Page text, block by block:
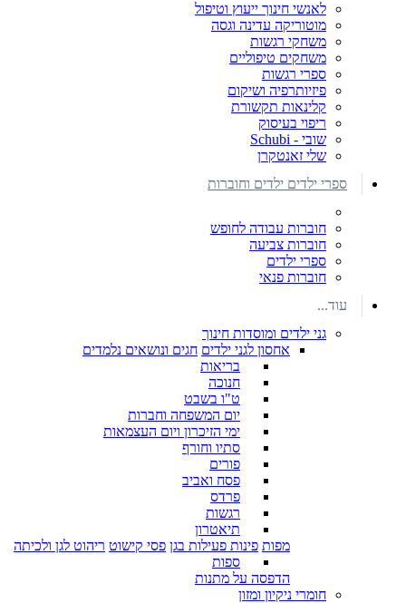
לאנשי חינוך ייעוץ וטיפול
מוטוריקה עדינה וגסה
משחקי רגשות
משחקים טיפוליים
ספרי רגשות
פיזיותרפיה ושיקום
קלינאות תקשורת
ריפוי בעיסוק
שובי - Schubi
שלי זאנטקרן
ספרי ילדים ילדים וחוברות
חוברות עבודה לחופש
חוברות צביעה
ספרי ילדים
חוברות פנאי
עוד...
גני ילדים ומוסדות חינוך
אחסון לגני ילדים חגים ונושאים נלמדים
בריאות
חנוכה
ט"ו בשבט
יום המשפחה וחברות
ימי הזיכרון ויום העצמאות
סתיו וחורף
פורים
פסח ואביב
פרדס
רגשות
תיאטרון
מפות פינות פעילות בגן פסי קישוט ריהוט לגן ולכיתה
ספות
הדפסה על מתנות
חומרי ניקיון ומזון